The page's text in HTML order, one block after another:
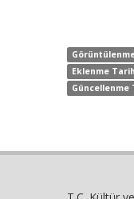
Görüntülenme
Eklenme
Güncellenme